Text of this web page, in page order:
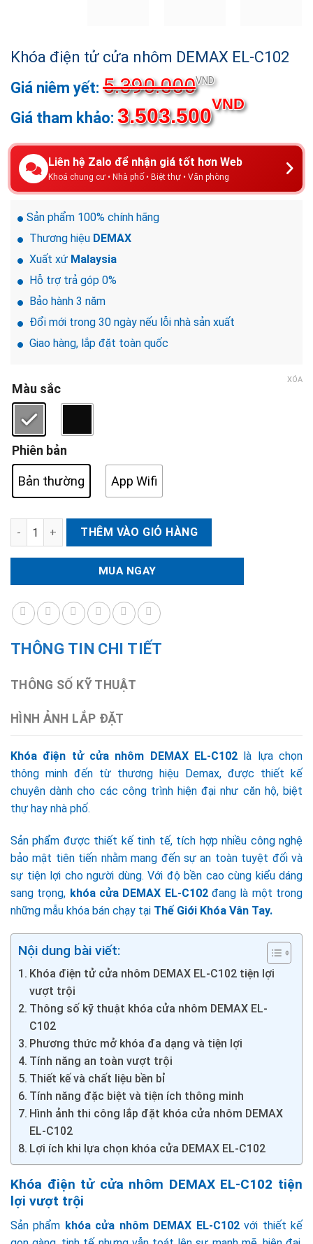
Khóa điện tử cửa nhôm DEMAX EL-C102
5.390.000VND
3.503.500
VND
Liên hệ Zalo để nhận giá tốt hơn Web
Khoá chung cư • Nhà phố • Biệt thự • Văn phòng
Sản phẩm 100% chính hãng
Thương hiệu DEMAX
Xuất xứ Malaysia
Hỗ trợ trả góp 0%
Bảo hành 3 năm
Đổi mới trong 30 ngày nếu lỗi nhà sản xuất
Giao hàng, lắp đặt toàn quốc
Màu sắc
Phiên bản
Bản thường App Wifi
XÓA
Khóa điện tử cửa nhôm DEMAX EL-C102 số lượng
THÊM VÀO GIỎ HÀNG
MUA NGAY
THÔNG TIN CHI TIẾT
THÔNG SỐ KỸ THUẬT
HÌNH ẢNH LẮP ĐẶT
Khóa điện tử cửa nhôm DEMAX EL-C102 là lựa chọn
thông minh đến từ thương hiệu Demax, được thiết kế
chuyên dành cho các công trình hiện đại như căn hộ, biệt
thự hay nhà phố.
Sản phẩm được thiết kế tinh tế, tích hợp nhiều công nghệ
bảo mật tiên tiến nhằm mang đến sự an toàn tuyệt đối và
sự tiện lợi cho người dùng. Với độ bền cao cùng kiểu dáng
sang trọng, khóa cửa DEMAX EL-C102đang là một trong
những mẫu khóa bán chạy tại Thế Giới Khóa Vân Tay.
Nội dung bài viết:
Khóa điện tử cửa nhôm DEMAX EL-C102 tiện lợi
vượt trội
Thông số kỹ thuật khóa cửa nhôm DEMAX EL-
C102
Phương thức mở khóa đa dạng và tiện lợi
Tính năng an toàn vượt trội
Thiết kế và chất liệu bền bỉ
Tính năng đặc biệt và tiện ích thông minh
Hình ảnh thi công lắp đặt khóa cửa nhôm DEMAX
EL-C102
Lợi ích khi lựa chọn khóa cửa DEMAX EL-C102
Khóa điện tử cửa nhôm DEMAX EL-C102 tiện
lợi vượt trội
Sản phẩm khóa cửa nhôm DEMAX EL-C102với thiết kế